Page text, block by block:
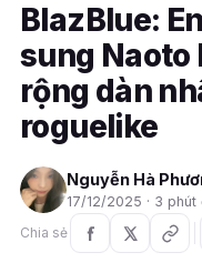
BlazBlue:
sung Naoto
rộng dàn
roguelike
Nguyễn Hà
17/12/2025 · 3 phút
Chia sẻ